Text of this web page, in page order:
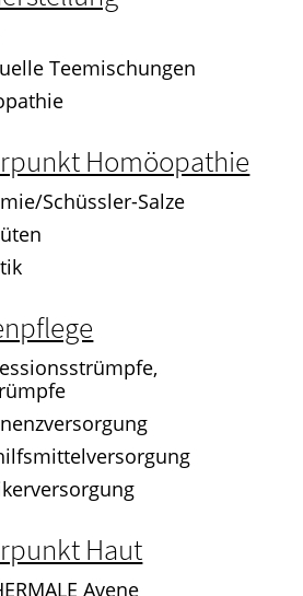
Teemischungen
Homöopathie
Schüssler-Salze
Haut
Avene